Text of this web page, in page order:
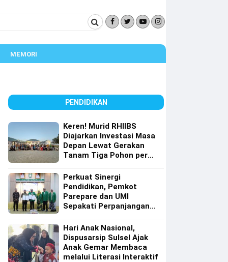
MEMORI
PENDIDIKAN
Keren! Murid RHIIBS
Diajarkan Investasi Masa
Depan Lewat Gerakan
Tanam Tiga Pohon per
Perkuat Sinergi
Pendidikan, Pemkot
Parepare dan UMI
Sepakati Perpanjangan
Perguruan Tinggi
Hari Anak Nasional,
Dispusarsip Sulsel Ajak
Anak Gemar Membaca
melalui Literasi Interaktif